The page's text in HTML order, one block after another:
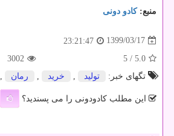
منبع:كادو دونی
1399/03/17
23:21:47
5.0
/ 5
3002
تگهای خبر:
تولید , خرید , رمان ,
این مطلب کادودونی را می پسندید؟